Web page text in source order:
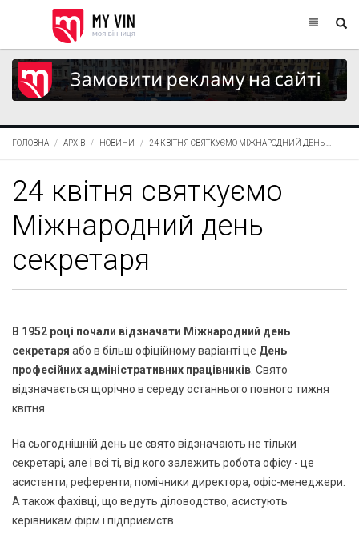
ГОЛОВНА АРХІВ НОВИНИ 24 КВІТНЯ СВЯТКУЄМО МІЖНАРОДНИЙ ДЕНЬ ...
24 квітня святкуємо
Міжнародний день
секретаря
В 1952 році почали відзначати Міжнародний день
секретаря або в більш офіційному варіанті це День
професійних адміністративних працівників . Свято
відзначається щорічно в середу останнього повного тижня
квітня.
На сьогоднішній день це свято відзначають не тільки
секретарі, але і всі ті, від кого залежить робота офісу - це
асистенти, референти, помічники директора, офіс-менеджери.
А також фахівці, що ведуть діловодство, асистують
керівникам фірм і підприємств.